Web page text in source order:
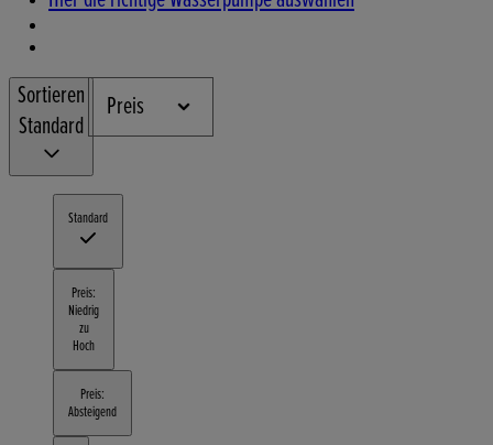
Sortieren
Standard
Standard
Preis:
Niedrig
zu
Hoch
Preis:
Absteigend
Preis